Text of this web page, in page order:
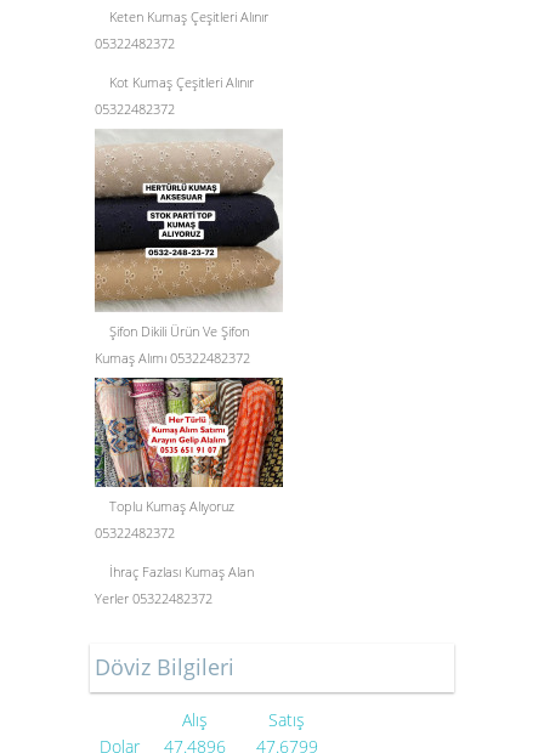
Keten Kumaş Çeşitleri Alınır
05322482372
Kot Kumaş Çeşitleri Alınır
05322482372
Şifon Dikili Ürün Ve Şifon
Kumaş Alımı 05322482372
Toplu Kumaş Alıyoruz
05322482372
İhraç Fazlası Kumaş Alan
Yerler 05322482372
Döviz Bilgileri
Alış
Satış
Dolar
47.4896 47.6799